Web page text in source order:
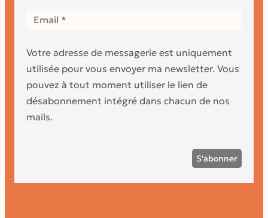
Votre adresse de messagerie est uniquement
utilisée pour vous envoyer ma newsletter. Vous
pouvez à tout moment utiliser le lien de
désabonnement intégré dans chacun de nos
mails.